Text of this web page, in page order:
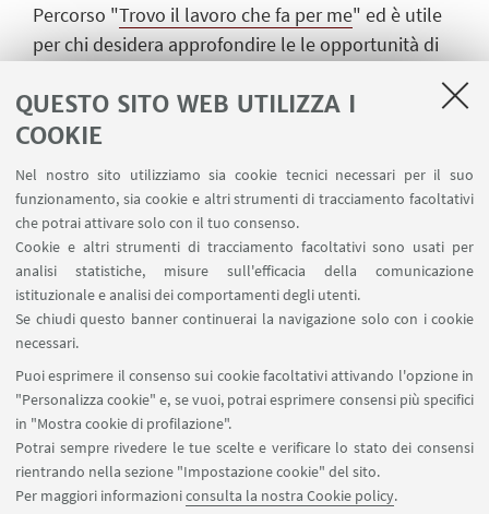
QUESTO SITO WEB UTILIZZA I
COOKIE
Nel nostro sito utilizziamo sia cookie tecnici necessari per il suo
funzionamento, sia cookie e altri strumenti di tracciamento facoltativi
che potrai attivare solo con il tuo consenso.
Cookie e altri strumenti di tracciamento facoltativi sono usati per
analisi statistiche, misure sull'efficacia della comunicazione
istituzionale e analisi dei comportamenti degli utenti.
Se chiudi questo banner continuerai la navigazione solo con i cookie
necessari.
Puoi esprimere il consenso sui cookie facoltativi attivando l'opzione in
"Personalizza cookie" e, se vuoi, potrai esprimere consensi più specifici
in "Mostra cookie di profilazione".
Potrai sempre rivedere le tue scelte e verificare lo stato dei consensi
rientrando nella sezione "Impostazione cookie" del sito.
Per maggiori informazioniconsulta la nostra Cookie policy.
Percorso "Trovo il lavoro che fa per me" ed è utile
per chi desidera approfondire le le opportunità di
e le procedure per candidarsi.
Conduce un'orientatrice al lavoro di ER.GO. Il
Se hai bisogni speciali ti chiediamo di segnalarcelo
in anticipo in modo da creare un ambiente
inclusivo che favorisca la più ampia partecipazione.
Agli iscritti verrà inviato il link per partecipare prima
del seminario.Le iscrizioni chiuderanno alle ore
Questo è ilformper registrarti.
Per info scrivere a:orientamento.ferrara@er-go.it